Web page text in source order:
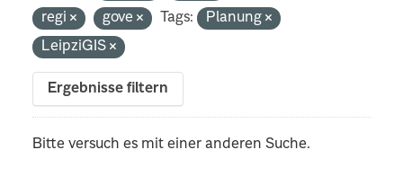
regi
gove Tags:
Planung
LeipziGIS
Ergebnisse filtern
Bitte versuch es mit einer anderen Suche.